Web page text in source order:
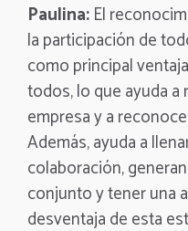
Paulina:El
la participación de
como principal
todos, lo que ayuda a
empresa y a
Además, ayuda a
colaboración,
conjunto y tener una
desventaja de esta